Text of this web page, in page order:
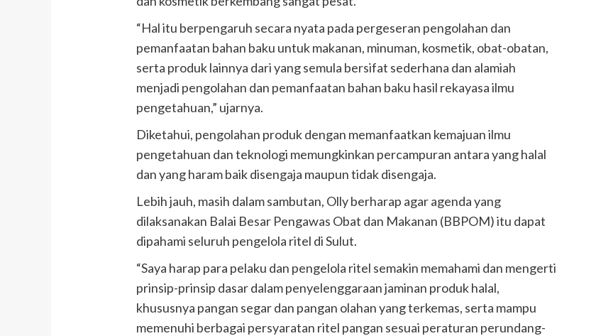
“Hal itu berpengaruh secara nyata pada pergeseran pengolahan dan
pemanfaatan bahan baku untuk makanan, minuman, kosmetik, obat-obatan,
serta produk lainnya dari yang semula bersifat sederhana dan alamiah
menjadi pengolahan dan pemanfaatan bahan baku hasil rekayasa ilmu
pengetahuan,” ujarnya.
Diketahui, pengolahan produk dengan memanfaatkan kemajuan ilmu
pengetahuan dan teknologi memungkinkan percampuran antara yang halal
dan yang haram baik disengaja maupun tidak disengaja.
Lebih jauh, masih dalam sambutan, Olly berharap agar agenda yang
dilaksanakan Balai Besar Pengawas Obat dan Makanan (BBPOM) itu dapat
dipahami seluruh pengelola ritel di Sulut.
“Saya harap para pelaku dan pengelola ritel semakin memahami dan mengerti
prinsip-prinsip dasar dalam penyelenggaraan jaminan produk halal,
khususnya pangan segar dan pangan olahan yang terkemas, serta mampu
memenuhi berbagai persyaratan ritel pangan sesuai peraturan perundang-